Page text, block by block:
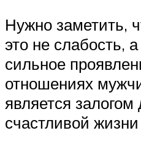
Нужно заметить,
это не слабость,
сильное
отношениях
является залогом
счастливой